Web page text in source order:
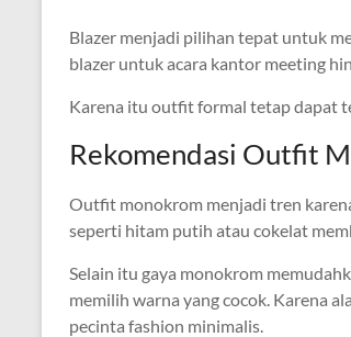
Blazer menjadi pilihan tepat untuk
blazer untuk acara kantor meeting
Karena itu outfit formal tetap dapat
Rekomendasi Outfit
Outfit monokrom menjadi tren
seperti hitam putih atau cokelat
Selain itu gaya monokrom
memilih warna yang cocok. Karena
pecinta fashion minimalis.